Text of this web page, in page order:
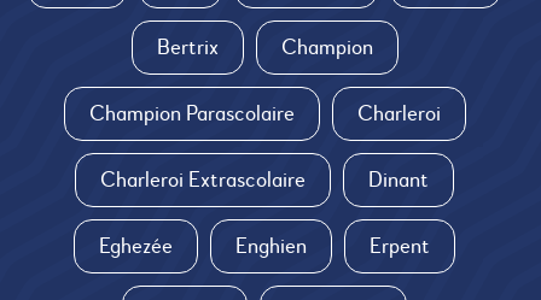
Bertrix Champion
Champion Parascolaire Charleroi
Charleroi Extrascolaire Dinant
Eghezée Enghien Erpent